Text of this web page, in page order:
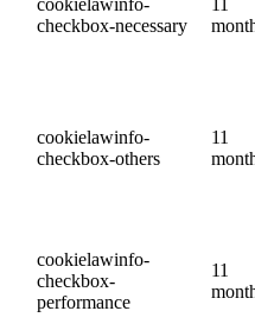
cookielawinfo-
checkbox-necessary
11
cookielawinfo-
checkbox-others
11
cookielawinfo-
checkbox-
performance
11